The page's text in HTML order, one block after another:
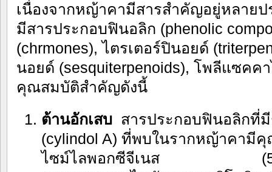
เนื่องจากหญ้าคามีสารสำคัญอยู่หลายป
มีสารประกอบฟินอลิก (phenolic
(chrmones), ไตรเตอร์ปินอยด์
นอยด์ (sesquiterpenoids), โพลีแซคค
คุณสมบัติสำคัญดังนี้
ต้านอักเสบ สารประกอบฟินอลิกที่
(cylindol A) ที่พบในรากหญ้าคามี
ไซม์ไลพอกซีจีเนส (5-